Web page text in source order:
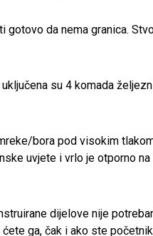
da nema granica.
su 4 komada
bora pod visokim
uvjete i vrlo je otporno
dijelove nije
ga, čak i ako ste početnik